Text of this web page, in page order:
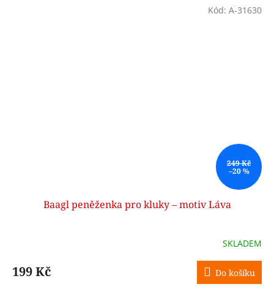
249 Kč
–20 %
Baagl peněženka pro kluky – motiv Láva
SKLADEM
199 Kč Do košíku
Kód: A-31630